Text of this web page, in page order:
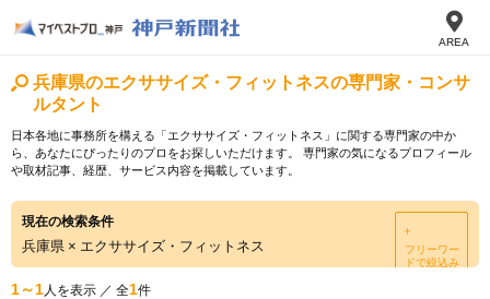
AREA
兵庫県のエクササイズ・フィットネスの専門家・コンサ
ルタント
日本各地に事務所を構える「エクササイズ・フィットネス」に関する専門家の中か
ら、あなたにぴったりのプロをお探しいただけます。 専門家の気になるプロフィール
や取材記事、経歴、サービス内容を掲載しています。
現在の検索条件
兵庫県 × エクササイズ・フィットネス
＋
フリーワー
ドで絞込み
1～1人を表示 ／ 全1件